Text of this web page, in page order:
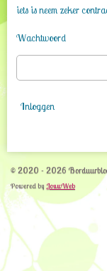
iets is neem zeker
Wachtwoord
Inloggen
© 2020 - 2026
Powered by JouwWeb